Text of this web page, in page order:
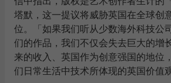
塔默，这一提议将威胁英国在全球创
位。「如果我们听从少数海外科技公
们的作品，我们不仅会失去巨大的增
来的收入、英国作为创意强国的地位
们日常生活中技术所体现的英国价值